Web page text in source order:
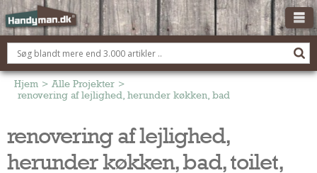
OM HANDYMAN.DK
FÅ 3 TILBUD
ANNONCERING
BOLIG KØBERÅDGIVNING
TØMRER/SNEDKER
Hjem > Alle Projekter >
renovering af lejlighed, herunder køkken, bad, toilet, gulve o.a.
renovering af lejlighed,
herunder køkken, bad, toilet,